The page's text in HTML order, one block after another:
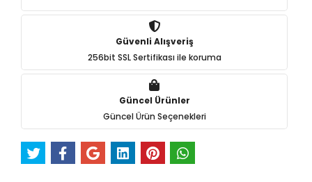
Güvenli Alışveriş
256bit SSL Sertifikası ile koruma
Güncel Ürünler
Güncel Ürün Seçenekleri